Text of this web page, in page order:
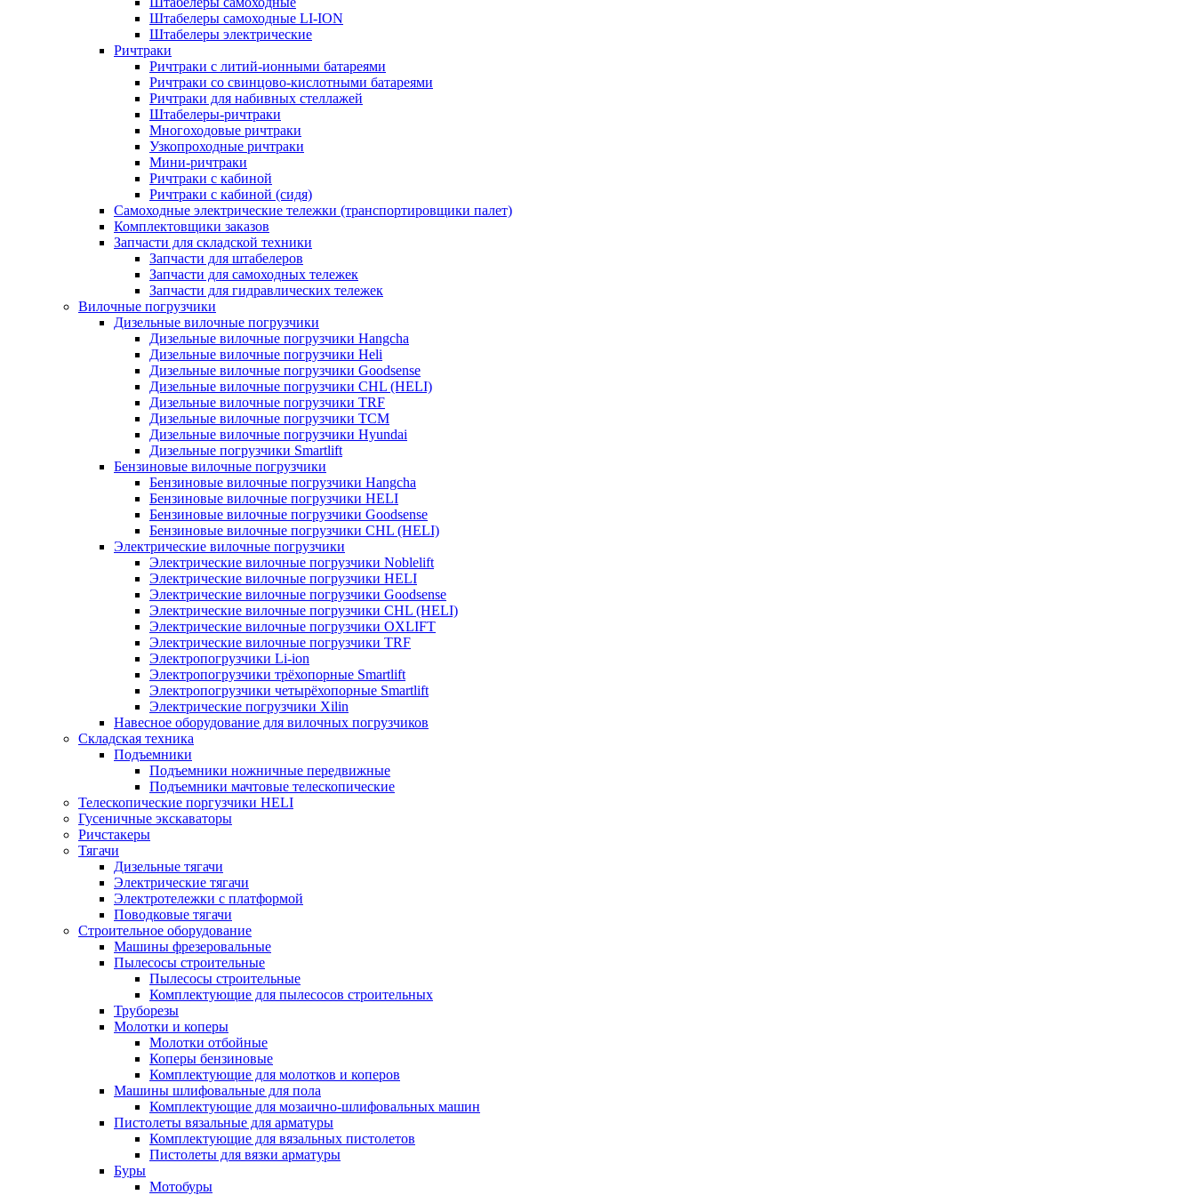
Штабелеры самоходные LI-ION
Штабелеры электрические
Ричтраки
Ричтраки с литий-ионными батареями
Ричтраки со свинцово-кислотными батареями
Ричтраки для набивных стеллажей
Штабелеры-ричтраки
Многоходовые ричтраки
Узкопроходные ричтраки
Мини-ричтраки
Ричтраки с кабиной
Ричтраки с кабиной (сидя)
Самоходные электрические тележки (транспортировщики палет)
Комплектовщики заказов
Запчасти для складской техники
Запчасти для штабелеров
Запчасти для самоходных тележек
Запчасти для гидравлических тележек
Вилочные погрузчики
Дизельные вилочные погрузчики
Дизельные вилочные погрузчики Hangcha
Дизельные вилочные погрузчики Heli
Дизельные вилочные погрузчики Goodsense
Дизельные вилочные погрузчики CHL (HELI)
Дизельные вилочные погрузчики TRF
Дизельные вилочные погрузчики TCM
Дизельные вилочные погрузчики Hyundai
Дизельные погрузчики Smartlift
Бензиновые вилочные погрузчики
Бензиновые вилочные погрузчики Hangcha
Бензиновые вилочные погрузчики HELI
Бензиновые вилочные погрузчики Goodsense
Бензиновые вилочные погрузчики CHL (HELI)
Электрические вилочные погрузчики
Электрические вилочные погрузчики Noblelift
Электрические вилочные погрузчики HELI
Электрические вилочные погрузчики Goodsense
Электрические вилочные погрузчики CHL (HELI)
Электрические вилочные погрузчики OXLIFT
Электрические вилочные погрузчики TRF
Электропогрузчики Li-ion
Электропогрузчики трёхопорные Smartlift
Электропогрузчики четырёхопорные Smartlift
Электрические погрузчики Xilin
Навесное оборудование для вилочных погрузчиков
Складская техника
Подъемники
Подъемники ножничные передвижные
Подъемники мачтовые телескопические
Телескопические поргузчики HELI
Гусеничные экскаваторы
Ричстакеры
Тягачи
Дизельные тягачи
Электрические тягачи
Электротележки с платформой
Поводковые тягачи
Строительное оборудование
Машины фрезеровальные
Пылесосы строительные
Пылесосы строительные
Комплектующие для пылесосов строительных
Труборезы
Молотки и коперы
Молотки отбойные
Коперы бензиновые
Комплектующие для молотков и коперов
Машины шлифовальные для пола
Комплектующие для мозаично-шлифовальных машин
Пистолеты вязальные для арматуры
Комплектующие для вязальных пистолетов
Пистолеты для вязки арматуры
Буры
Мотобуры